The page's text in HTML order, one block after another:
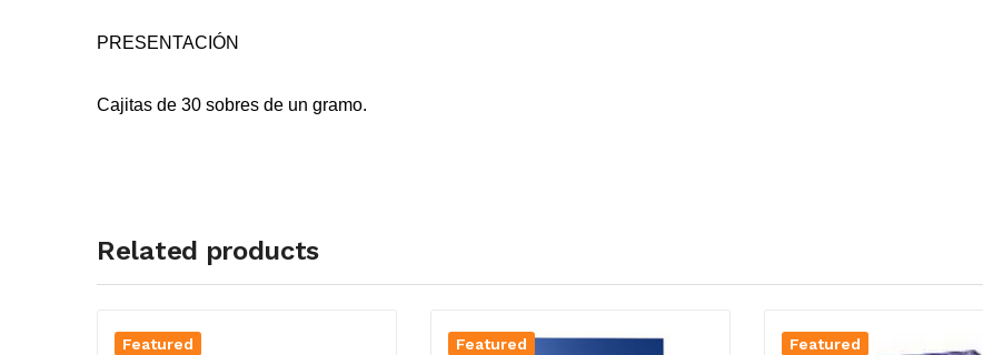
PRESENTACIÓN
Cajitas de 30 sobres de un gramo.
Related products
Featured Featured Featured